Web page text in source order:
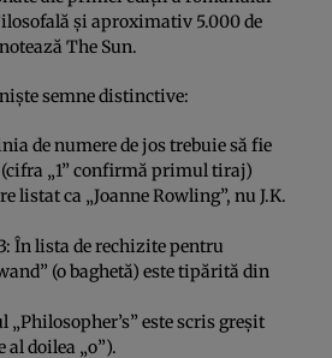
și aproximativ 5.000 de
The Sun.
semne distinctive:
de numere de jos trebuie să fie
(cifra „1” confirmă primul tiraj)
listat ca „Joanne Rowling”, nu J.K.
În lista de rechizite pentru
(o baghetă) este tipărită din
„Philosopher’s” este scris greșit
al doilea „o”).